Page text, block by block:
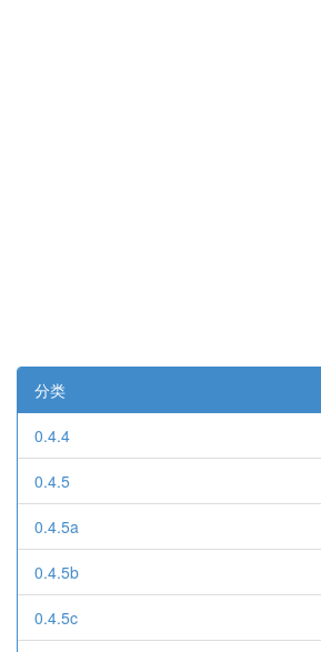
分类
0.4.4
0.4.5
0.4.5a
0.4.5b
0.4.5c